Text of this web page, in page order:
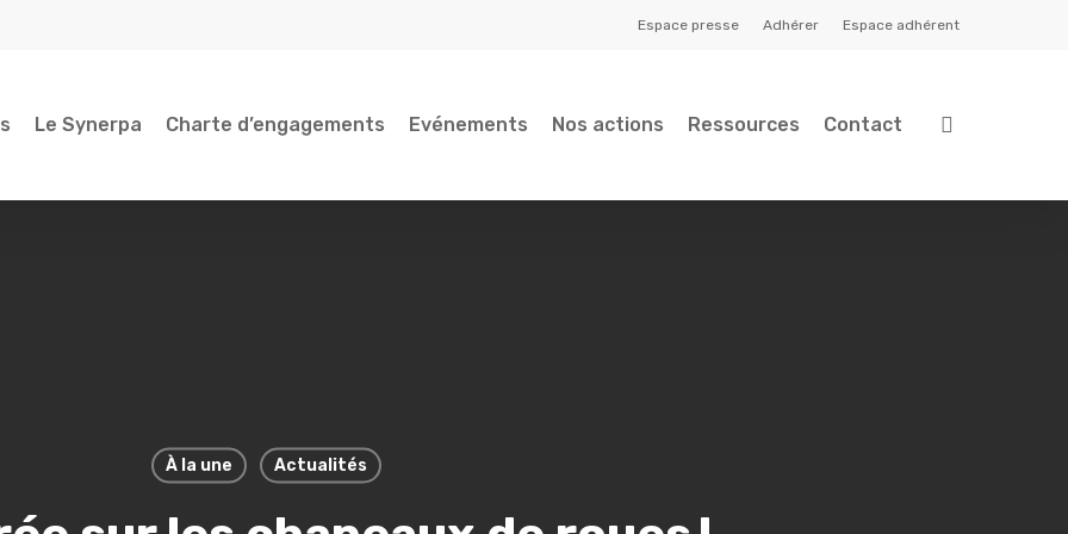
Espace presse Adhérer Espace adhérent
Le Synerpa Charte d’engagements Evénements Nos actions Ressources Contact
À la une Actualités